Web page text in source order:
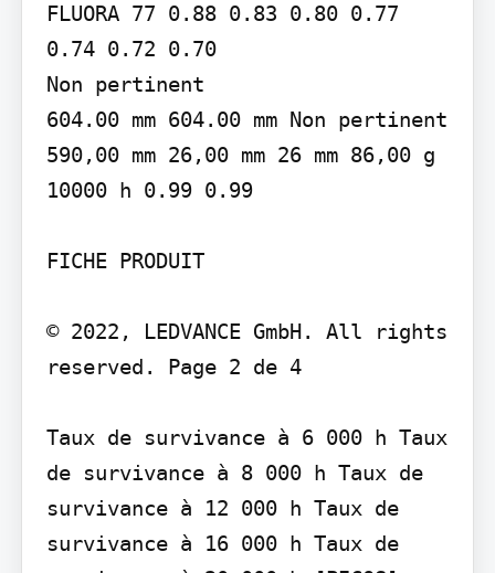
FLUORA 77 0.88 0.83 0.80 0.77
0.74 0.72 0.70
Non pertinent
604.00 mm 604.00 mm Non pertinent
590,00 mm 26,00 mm 26 mm 86,00 g
10000 h 0.99 0.99
FICHE PRODUIT
© 2022, LEDVANCE GmbH. All rights
reserved. Page 2 de 4
Taux de survivance à 6 000 h Taux
de survivance à 8 000 h Taux de
survivance à 12 000 h Taux de
survivance à 16 000 h Taux de